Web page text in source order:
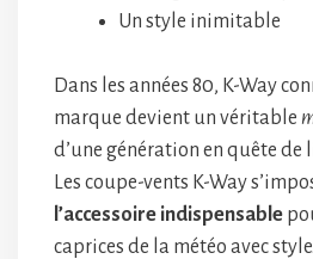
Un style inimitable
Dans les années 80, K-Way
marque devient un véritable
d’une génération en quête de
Les coupe-vents K-Way
l’accessoire indispensable
caprices de la météo avec style.